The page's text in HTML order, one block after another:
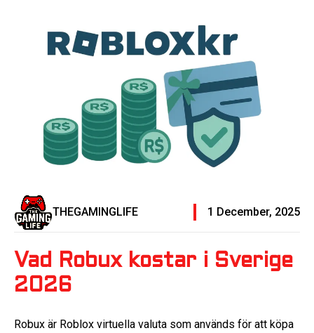
THEGAMINGLIFE 1 December, 2025
Vad Robux kostar i Sverige
2026
Robux är Roblox virtuella valuta som används för att köpa